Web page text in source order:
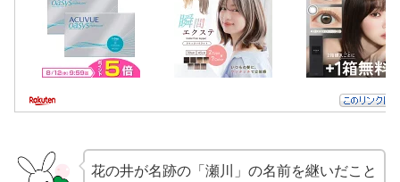
花の井が名跡の「瀬川」の名前を継いだこと